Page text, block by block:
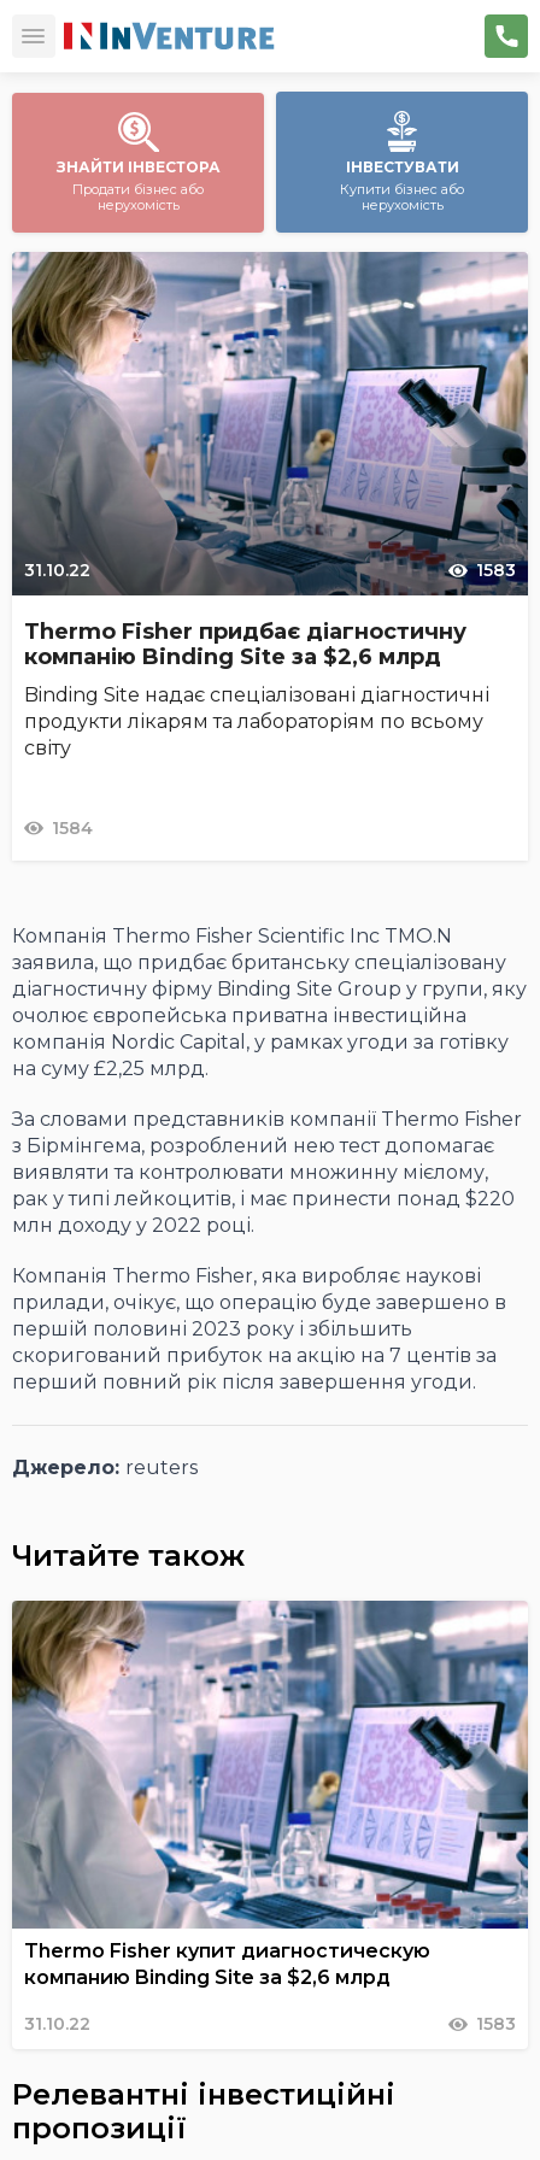
ЗНАЙТИ ІНВЕСТОРА
Продати бізнес або
нерухомість
ІНВЕСТУВАТИ
Купити бізнес або
нерухомість
31.10.22 1583
Thermo Fisher придбає діагностичну
компанію Binding Site за $2,6 млрд
Binding Site надає спеціалізовані діагностичні
продукти лікарям та лабораторіям по всьому
світу
1584
Компанія Thermo Fisher Scientific Inc TMO.N
заявила, що придбає британську спеціалізовану
діагностичну фірму Binding Site Group у групи, яку
очолює європейська приватна інвестиційна
компанія Nordic Capital, у рамках угоди за готівку
на суму £2,25 млрд.
За словами представників компанії Thermo Fisher
з Бірмінгема, розроблений нею тест допомагає
виявляти та контролювати множинну мієлому,
рак у типі лейкоцитів, і має принести понад $220
млн доходу у 2022 році.
Компанія Thermo Fisher, яка виробляє наукові
прилади, очікує, що операцію буде завершено в
першій половині 2023 року і збільшить
скоригований прибуток на акцію на 7 центів за
перший повний рік після завершення угоди.
Джерело: reuters
Читайте також
Thermo Fisher купит диагностическую
компанию Binding Site за $2,6 млрд
31.10.22 1583
Релевантні інвестиційні
пропозиції